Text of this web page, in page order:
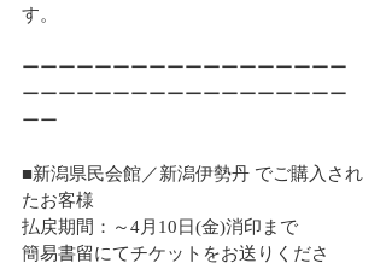
す。
ーーーーーーーーーーーーーーーーーー
ーーーーーーーーーーーーーーーーーー
ーー
■新潟県民会館／新潟伊勢丹 でご購入され
たお客様
払戻期間：～4月10日(金)消印まで
簡易書留にてチケットをお送りくださ